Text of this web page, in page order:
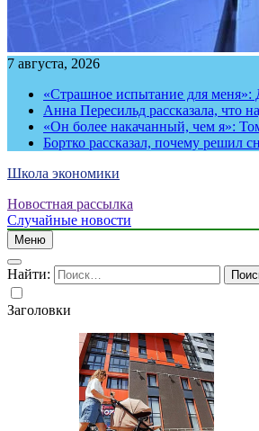
7 августа, 2026
«Страшное испытание для
Анна Пересильд рассказала, что
«Он более накачанный, чем я»:
Бортко рассказал, почему решил
Школа экономики
Новостная рассылка
Случайные новости
Меню
Найти:
Заголовки